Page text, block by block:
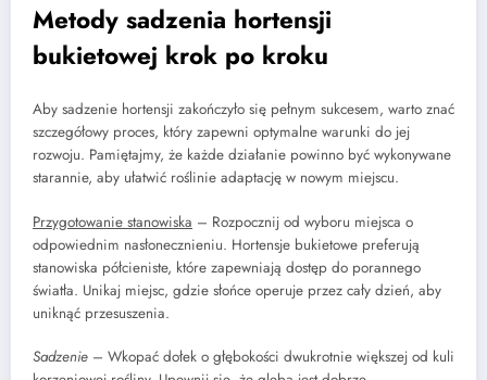
Metody sadzenia hortensji
bukietowej krok po kroku
Aby sadzenie hortensji zakończyło się pełnym sukcesem, warto znać
szczegółowy proces, który zapewni optymalne warunki do jej
rozwoju. Pamiętajmy, że każde działanie powinno być wykonywane
starannie, aby ułatwić roślinie adaptację w nowym miejscu.
Przygotowanie stanowiska – Rozpocznij od wyboru miejsca o
odpowiednim nasłonecznieniu. Hortensje bukietowe preferują
stanowiska półcieniste, które zapewniają dostęp do porannego
światła. Unikaj miejsc, gdzie słońce operuje przez cały dzień, aby
uniknąć przesuszenia.
Sadzenie – Wkopać dołek o głębokości dwukrotnie większej od kuli